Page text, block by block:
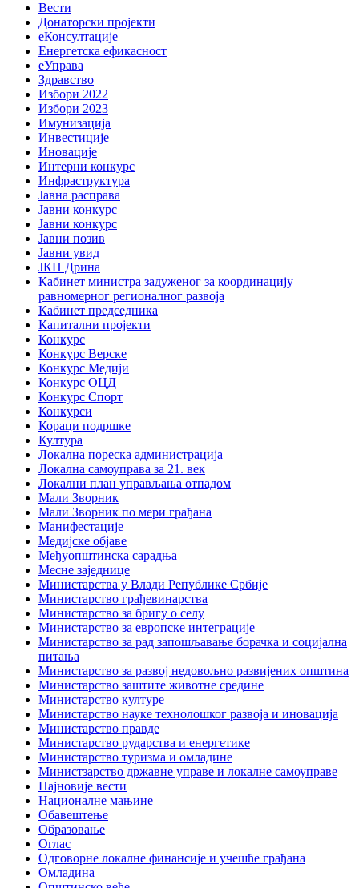
Вести
Донаторски пројекти
еКонсултације
Енергетска ефикасност
еУправа
Здравство
Избори 2022
Избори 2023
Имунизација
Инвестиције
Иновације
Интерни конкурс
Инфраструктура
Јавна расправа
Јавни конкурс
Јавни конкурс
Јавни позив
Јавни увид
ЈКП Дрина
Кабинет министра задуженог за координацију
равномерног регионалног развоја
Кабинет председника
Капитални пројекти
Конкурс
Конкурс Верске
Конкурс Медији
Конкурс ОЦД
Конкурс Спорт
Конкурси
Кораци подршке
Култура
Локална пореска администрација
Локална самоуправа за 21. век
Локални план управљања отпадом
Мали Зворник
Мали Зворник по мери грађана
Манифестације
Медијске објаве
Међуопштинска сарадња
Месне заједнице
Министарства у Влади Републике Србије
Министарство грађевинарства
Министарство за бригу о селу
Министарство за европске интеграције
Министарство за рад запошљавање борачка и социјална
питања
Министарство за развој недовољно развијених општина
Министарство заштите животне средине
Министарство културе
Министарство науке технолошког развоја и иновација
Министарство правде
Министарство рударства и енергетике
Министарство туризма и омладине
Министзарство државне управе и локалне самоуправе
Најновије вести
Националне мањине
Обавештење
Образовање
Оглас
Одговорне локалне финансије и учешће грађана
Омладина